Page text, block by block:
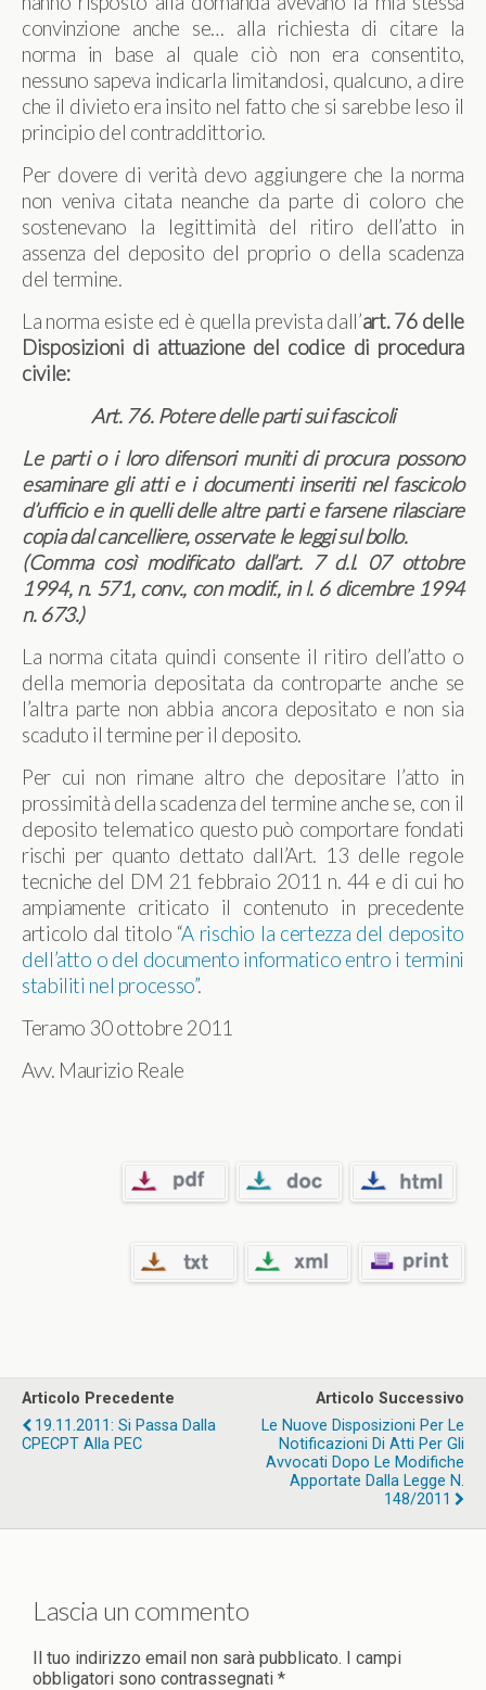
convinzione anche se… alla richiesta di citare la
norma in base al quale ciò non era consentito,
nessuno sapeva indicarla limitandosi, qualcuno, a dire
che il divieto era insito nel fatto che si sarebbe leso il
principio del contraddittorio.
Per dovere di verità devo aggiungere che la norma
non veniva citata neanche da parte di coloro che
sostenevano la legittimità del ritiro dell’atto in
assenza del deposito del proprio o della scadenza
del termine.
La norma esiste ed è quella prevista dall’art. 76 delle
Disposizioni di attuazione del codice di procedura
civile:
Art. 76. Potere delle parti sui fascicoli
Le parti o i loro difensori muniti di procura possono
esaminare gli atti e i documenti inseriti nel fascicolo
d’ufficio e in quelli delle altre parti e farsene rilasciare
copia dal cancelliere, osservate le leggi sul bollo.
(Comma così modificato dall’art. 7 d.l. 07 ottobre
1994, n. 571, conv., con modif., in l. 6 dicembre 1994
n. 673.)
La norma citata quindi consente il ritiro dell’atto o
della memoria depositata da controparte anche se
l’altra parte non abbia ancora depositato e non sia
scaduto il termine per il deposito.
Per cui non rimane altro che depositare l’atto in
prossimità della scadenza del termine anche se, con il
deposito telematico questo può comportare fondati
rischi per quanto dettato dall’Art. 13 delle regole
tecniche del DM 21 febbraio 2011 n. 44 e di cui ho
ampiamente criticato il contenuto in precedente
articolo dal titolo “A rischio la certezza del deposito
dell’atto o del documento informatico entro i termini
stabiliti nel processo”.
Teramo 30 ottobre 2011
Avv. Maurizio Reale
Articolo Precedente
19.11.2011: Si Passa Dalla
CPECPT Alla PEC
Articolo Successivo
Le Nuove Disposizioni Per Le
Notificazioni Di Atti Per Gli
Avvocati Dopo Le Modifiche
Apportate Dalla Legge N.
148/2011
Lascia un commento
Il tuo indirizzo email non sarà pubblicato. I campi
obbligatori sono contrassegnati *